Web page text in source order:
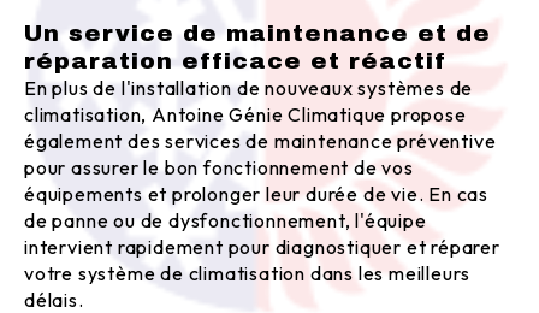
Un service de maintenance et de
réparation efficace et réactif
En plus de l'installation de nouveaux systèmes de
climatisation, Antoine Génie Climatique propose
également des services de maintenance préventive
pour assurer le bon fonctionnement de vos
équipements et prolonger leur durée de vie. En cas
de panne ou de dysfonctionnement, l'équipe
intervient rapidement pour diagnostiquer et réparer
votre système de climatisation dans les meilleurs
délais.